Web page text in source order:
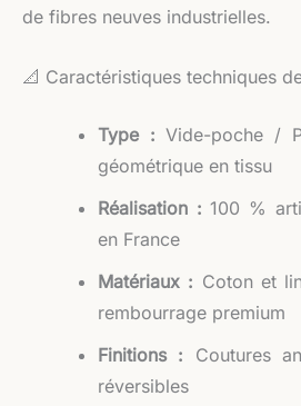
de fibres neuves industrielles.
📐 Caractéristiques techniques
Type : Vide-poche /
géométrique en tissu
Réalisation : 100 %
en France
Matériaux : Coton et
rembourrage premium
Finitions : Coutures
réversibles